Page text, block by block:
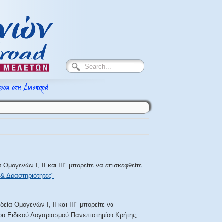
Ι, ΙΙ και ΙΙΙ" μπορείτε να επισκεφθείτε
Δραστηριότητες"
Ομογενών Ι, ΙΙ και ΙΙΙ" μπορείτε να
Ειδικού Λογαριασμού Πανεπιστημίου Κρήτης,